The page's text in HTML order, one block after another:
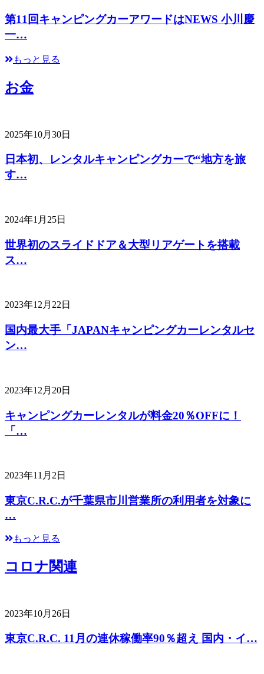
第11回キャンピングカーアワードはNEWS 小川慶
一…
もっと見る
お金
2025年10月30日
日本初、レンタルキャンピングカーで“地方を旅
す…
2024年1月25日
世界初のスライドドア＆大型リアゲートを搭載
ス…
2023年12月22日
国内最大手「JAPANキャンピングカーレンタルセ
ン…
2023年12月20日
キャンピングカーレンタルが料金20％OFFに！
「…
2023年11月2日
東京C.R.C.が千葉県市川営業所の利用者を対象に
…
もっと見る
コロナ関連
2023年10月26日
東京C.R.C. 11月の連休稼働率90％超え 国内・イ…